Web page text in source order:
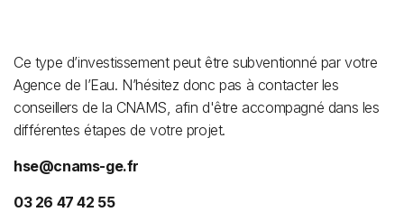
Ce type d’investissement peut être subventionné par votre
Agence de l’Eau. N’hésitez donc pas à contacter les
conseillers de la CNAMS, afin d'être accompagné dans les
différentes étapes de votre projet.
hse@cnams-ge.fr
03 26 47 42 55